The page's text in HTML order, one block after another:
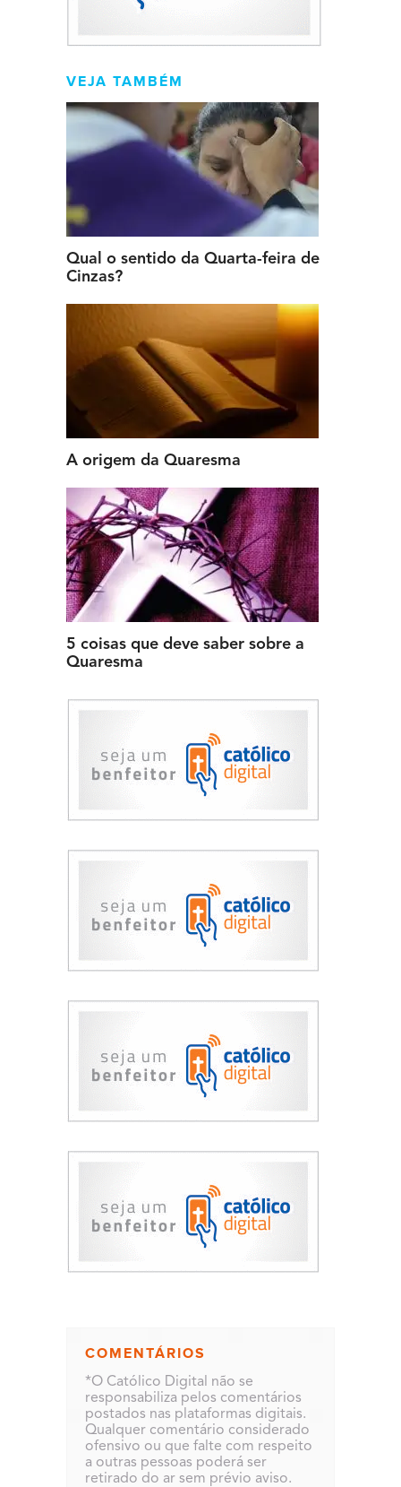
VEJA TAMBÉM
Qual o sentido da Quarta-feira de
Cinzas?
A origem da Quaresma
5 coisas que deve saber sobre a
Quaresma
COMENTÁRIOS
*O Católico Digital não se
responsabiliza pelos comentários
postados nas plataformas digitais.
Qualquer comentário considerado
ofensivo ou que falte com respeito
a outras pessoas poderá ser
retirado do ar sem prévio aviso.